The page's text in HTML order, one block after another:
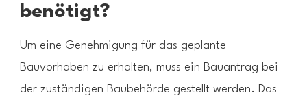
benötigt?
Um eine Genehmigung für das geplante
Bauvorhaben zu erhalten, muss ein Bauantrag bei
der zuständigen Baubehörde gestellt werden. Das